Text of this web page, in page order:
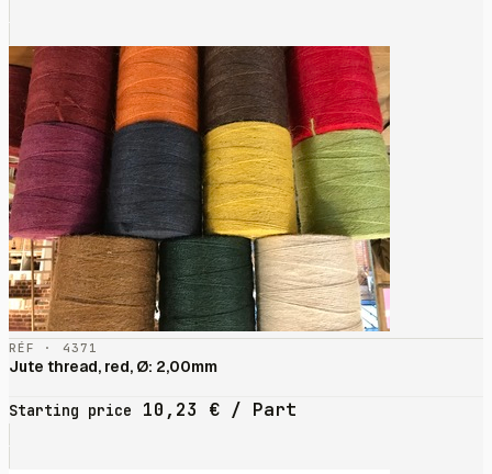
RÉF · 4371
Jute thread, red, Ø: 2,00mm
Starting price 10,23 € / Part